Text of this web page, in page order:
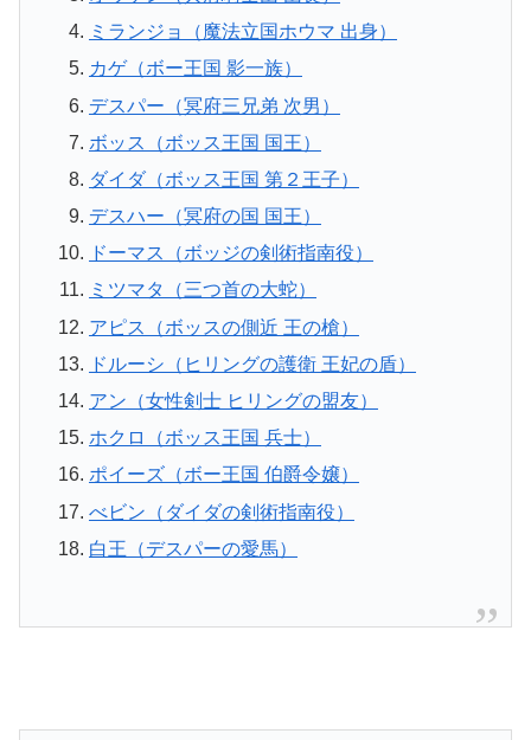
ミランジョ（魔法立国ホウマ 出身）
カゲ（ボー王国 影一族）
デスパー（冥府三兄弟 次男）
ボッス（ボッス王国 国王）
ダイダ（ボッス王国 第２王子）
デスハー（冥府の国 国王）
ドーマス（ボッジの剣術指南役）
ミツマタ（三つ首の大蛇）
アピス（ボッスの側近 王の槍）
ドルーシ（ヒリングの護衛 王妃の盾）
アン（女性剣士 ヒリングの盟友）
ホクロ（ボッス王国 兵士）
ポイーズ（ボー王国 伯爵令嬢）
べビン（ダイダの剣術指南役）
白王（デスパーの愛馬）